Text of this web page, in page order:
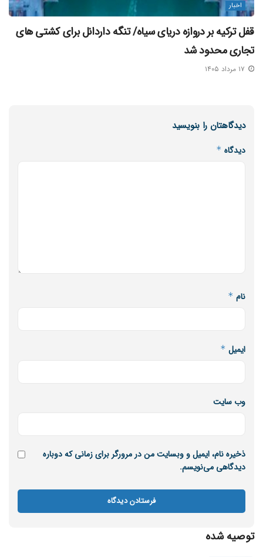
اخبار
قفل ترکیه بر دروازه دریای سیاه/ تنگه داردانل برای کشتی‌ های
تجاری محدود شد
دیدگاهتان را بنویسید
دیدگاه *
نام *
ایمیل *
وب‌ سایت
ذخیره نام، ایمیل و وبسایت من در مرورگر برای زمانی که دوباره
دیدگاهی می‌نویسم.
توصیه شده